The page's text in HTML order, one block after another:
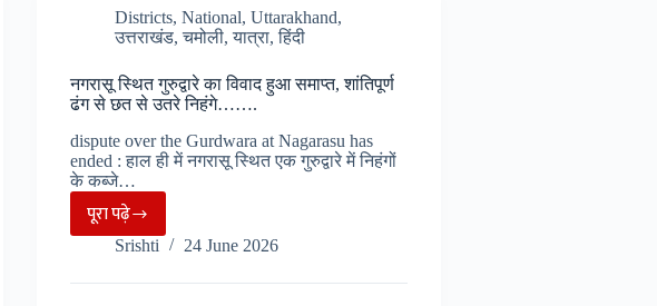
Districts, National, Uttarakhand,
उत्तराखंड,चमोली,यात्रा,हिंदी
नगरासू स्थित गुरुद्वारे का विवाद हुआ समाप्त, शांतिपूर्ण
ढंग से छत से उतरे निहंगे…….
dispute over the Gurdwara at Nagarasu has
ended : हाल ही में नगरासू स्थित एक गुरुद्वारे में निहंगों
के कब्जे…
पूरा पढ़ेनगरासू
स्थित
गुरुद्वारे
Srishti 24 June 2026